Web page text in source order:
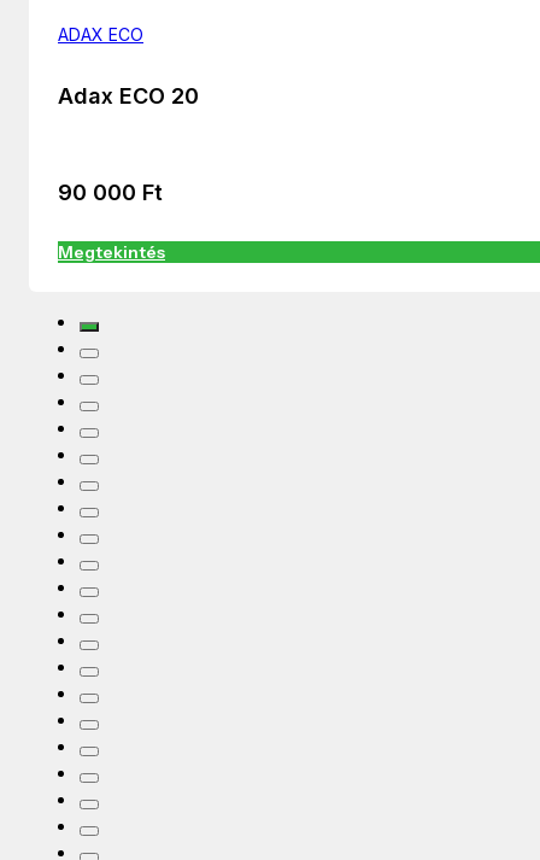
ADAX ECO
Adax ECO 20
90 000 Ft
Megtekintés